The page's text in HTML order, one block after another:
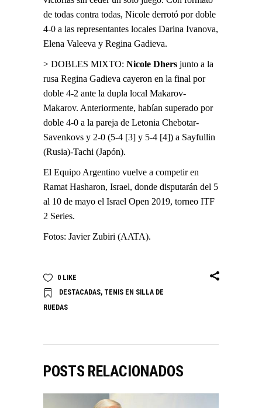
de todas contra todas, Nicole derrotó por doble
4-0 a las representantes locales Darina Ivanova,
Elena Valeeva y Regina Gadieva.
> DOBLES MIXTO: Nicole Dhers junto a la
rusa Regina Gadieva cayeron en la final por
doble 4-2 ante la dupla local Makarov-
Makarov. Anteriormente, habían superado por
doble 4-0 a la pareja de Letonia Chebotar-
Savenkovs y 2-0 (5-4 [3] y 5-4 [4]) a Sayfullin
(Rusia)-Tachi (Japón).
El Equipo Argentino vuelve a competir en
Ramat Hasharon, Israel, donde disputarán del 5
al 10 de mayo el Israel Open 2019, torneo ITF
2 Series.
Fotos: Javier Zubiri (AATA).
0 LIKE
DESTACADAS, TENIS EN SILLA DE
RUEDAS
POSTS RELACIONADOS